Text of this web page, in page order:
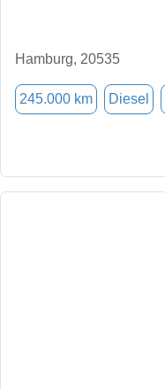
Hamburg, 20535
245.000 km Diesel